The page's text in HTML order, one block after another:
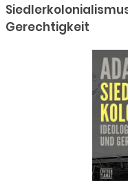
Gerechtigkeit